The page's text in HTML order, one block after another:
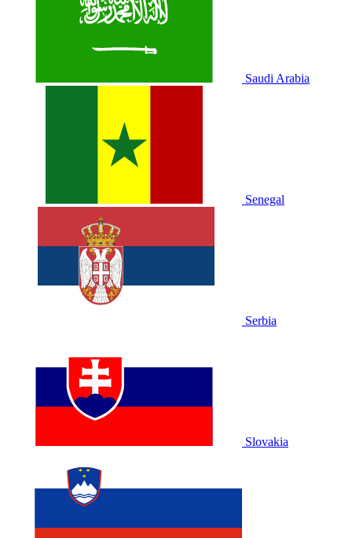
Saudi Arabia
Senegal
Serbia
Slovakia